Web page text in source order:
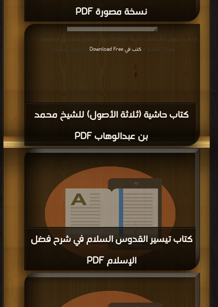
نسخة مصورة PDF
كتاب حاشية (ثلاثة الأصول) للشيخ محمد
بن عبدالوهاب PDF
مجانا | مكتبة >كتب في Download Free | التحميل : مرة/مرات
كتاب تيسير القدوس السلام في شرح فضل
الإسلام PDF
قراءة و تحميل كتاب كتاب تيسير القدوس السلام في شرح فضل الإسلام PDF مجانا
| التحميل : مرة/مرات